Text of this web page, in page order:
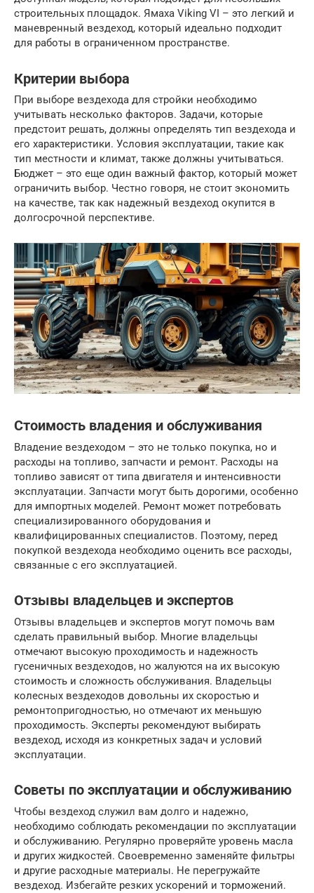
строительных площадок. Ямаха Viking VI – это легкий и
маневренный вездеход, который идеально подходит
для работы в ограниченном пространстве.
Критерии выбора
При выборе вездехода для стройки необходимо
учитывать несколько факторов. Задачи, которые
предстоит решать, должны определять тип вездехода и
его характеристики. Условия эксплуатации, такие как
тип местности и климат, также должны учитываться.
Бюджет – это еще один важный фактор, который может
ограничить выбор. Честно говоря, не стоит экономить
на качестве, так как надежный вездеход окупится в
долгосрочной перспективе.
Стоимость владения и обслуживания
Владение вездеходом – это не только покупка, но и
расходы на топливо, запчасти и ремонт. Расходы на
топливо зависят от типа двигателя и интенсивности
эксплуатации. Запчасти могут быть дорогими, особенно
для импортных моделей. Ремонт может потребовать
специализированного оборудования и
квалифицированных специалистов. Поэтому, перед
покупкой вездехода необходимо оценить все расходы,
связанные с его эксплуатацией.
Отзывы владельцев и экспертов
Отзывы владельцев и экспертов могут помочь вам
сделать правильный выбор. Многие владельцы
отмечают высокую проходимость и надежность
гусеничных вездеходов, но жалуются на их высокую
стоимость и сложность обслуживания. Владельцы
колесных вездеходов довольны их скоростью и
ремонтопригодностью, но отмечают их меньшую
проходимость. Эксперты рекомендуют выбирать
вездеход, исходя из конкретных задач и условий
эксплуатации.
Советы по эксплуатации и обслуживанию
Чтобы вездеход служил вам долго и надежно,
необходимо соблюдать рекомендации по эксплуатации
и обслуживанию. Регулярно проверяйте уровень масла
и других жидкостей. Своевременно заменяйте фильтры
и другие расходные материалы. Не перегружайте
вездеход. Избегайте резких ускорений и торможений.